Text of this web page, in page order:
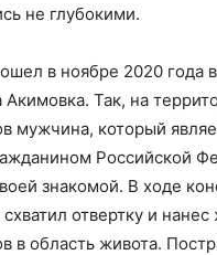
не глубокими.
в ноябре 2020 года
Акимовка. Так, на
мужчина, который
Российской
знакомой. В ходе
отвертку и
в область живота.